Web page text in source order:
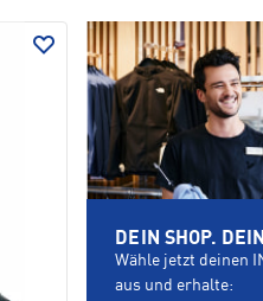
DEIN SHOP.
Wähle jetzt deinen
aus und erhalte: